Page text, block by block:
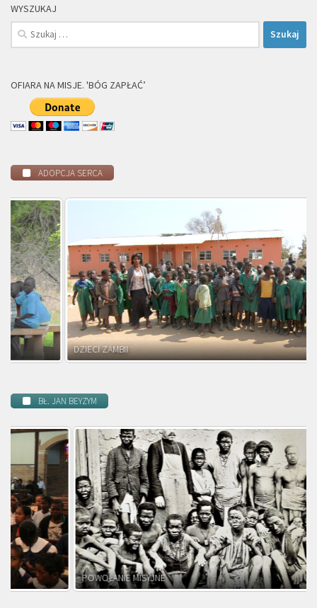
WYSZUKAJ
Szukaj:
OFIARA NA MISJE. 'BÓG ZAPŁAĆ’
ADOPCJA SERCA
DZIECI ZAMBII
BŁ. JAN BEYZYM
POWOŁANIE MISYJNE